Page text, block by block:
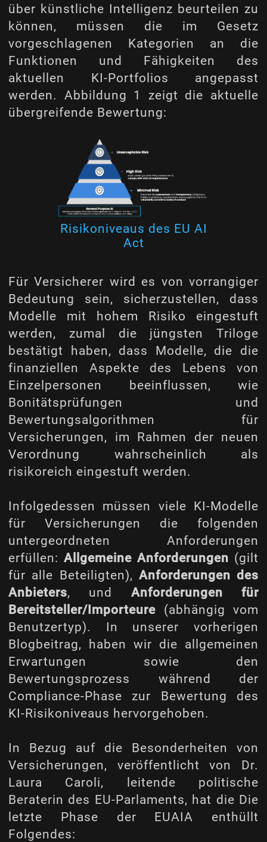
über künstliche Intelligenz beurteilen zu
können, müssen die im Gesetz
vorgeschlagenen Kategorien an die
Funktionen und Fähigkeiten des
aktuellen KI-Portfolios angepasst
werden. Abbildung 1 zeigt die aktuelle
übergreifende Bewertung:
Risikoniveaus des EU AI
Act
Für Versicherer wird es von vorrangiger
Bedeutung sein, sicherzustellen, dass
Modelle mit hohem Risiko eingestuft
werden, zumal die jüngsten Triloge
bestätigt haben, dass Modelle, die die
finanziellen Aspekte des Lebens von
Einzelpersonen beeinflussen, wie
Bonitätsprüfungen und
Bewertungsalgorithmen für
Versicherungen, im Rahmen der neuen
Verordnung wahrscheinlich als
risikoreich eingestuft werden.
Infolgedessen müssen viele KI-Modelle
für Versicherungen die folgenden
untergeordneten Anforderungen
erfüllen: Allgemeine Anforderungen (gilt
für alle Beteiligten), Anforderungen des
Anbieters, und Anforderungen für
Bereitsteller/Importeure (abhängig vom
Benutzertyp). In unserer vorherigen
Blogbeitrag, haben wir die allgemeinen
Erwartungen sowie den
Bewertungsprozess während der
Compliance-Phase zur Bewertung des
KI-Risikoniveaus hervorgehoben.
In Bezug auf die Besonderheiten von
Versicherungen, veröffentlicht von Dr.
Laura Caroli, leitende politische
Beraterin des EU-Parlaments, hat die Die
letzte Phase der EUAIA enthüllt
Folgendes: